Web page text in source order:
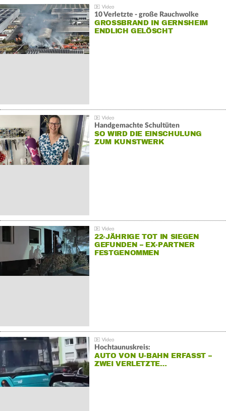
10 Verletzte - große Rauchwolke
GROSSBRAND IN GERNSHEIM E
NDLICH GELÖSCHT
Handgemachte Schultüten
SO WIRD DIE EINSCHULUNG
ZUM KUNSTWERK
22-JÄHRIGE TOT IN SIEGEN
GEFUNDEN – EX-PARTNER
FESTGENOMMEN
Hochtaunuskreis:
AUTO VON U-BAHN ERFASST –
ZWEI VERLETZTE…